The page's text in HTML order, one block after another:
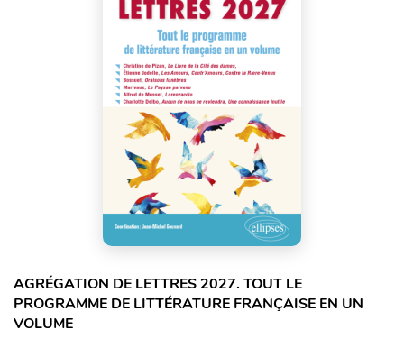
AGRÉGATION DE LETTRES 2027. TOUT LE
PROGRAMME DE LITTÉRATURE FRANÇAISE EN UN
VOLUME